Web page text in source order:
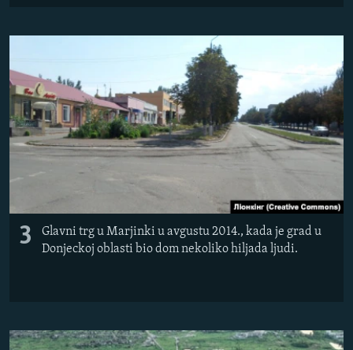
3
Glavni trg u Marjinki u avgustu 2014., kada je grad u
Donjeckoj oblasti bio dom nekoliko hiljada ljudi.